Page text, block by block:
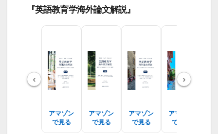
『英語教育学海外論文解説』
‹
アマゾン
で見る
アマゾン
で見る
アマゾン
で見る
アマゾン
で見る
›